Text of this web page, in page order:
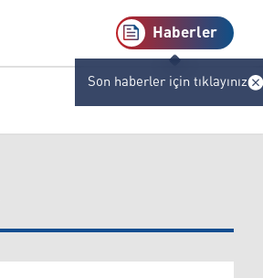
Haberler
Son haberler için tıklayınız